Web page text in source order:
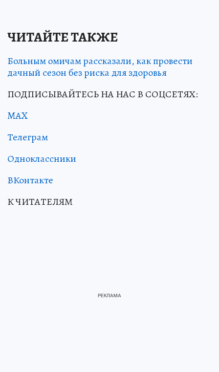
ЧИТАЙТЕ ТАКЖЕ
Больным омичам рассказали, как провести
дачный сезон без риска для здоровья
ПОДПИСЫВАЙТЕСЬ НА НАС В СОЦСЕТЯХ:
MAX
Телеграм
Одноклассники
ВКонтакте
К ЧИТАТЕЛЯМ